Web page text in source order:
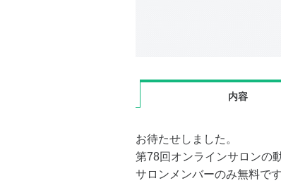
内容
お待たせしました。
第78回オンラインサロンの
サロンメンバーのみ無料です